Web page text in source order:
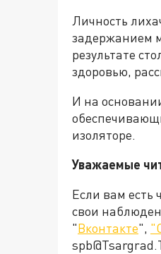
Личность
задержанием
результате
здоровью,
И на
изоляторе.
Уважаемые
Если вам есть
свои
"Вконтакте",